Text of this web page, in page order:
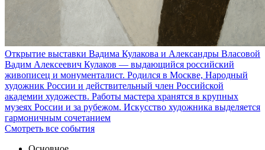
Открытие выставки Вадима Кулакова и Александры Власовой
Вадим Алексеевич Кулаков — выдающийся российский
живописец и монументалист. Родился в Москве, Народный
художник России и действительный член Российской
академии художеств. Работы мастера хранятся в крупных
музеях России и за рубежом. Искусство художника выделяется
гармоничным сочетанием
Смотреть все события